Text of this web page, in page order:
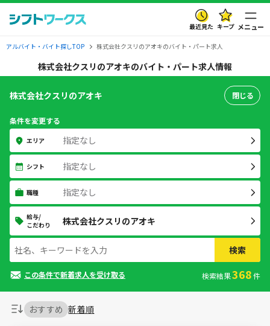
最近見た キープ メニュー
アルバイト・バイト探しTOP 株式会社クスリのアオキのバイト・パート求人
株式会社クスリのアオキのバイト・パート求人情報
おすすめ 新着順
株式会社クスリのアオキ 閉じる
条件を変更する
エリア 指定なし
シフト 指定なし
職種 指定なし
給与/
こだわり
株式会社クスリのアオキ
検索
この条件で新着求人を受け取る 検索結果368件